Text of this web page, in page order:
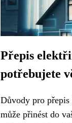
Přepis
potřebujete
Důvody pro
může přinést do